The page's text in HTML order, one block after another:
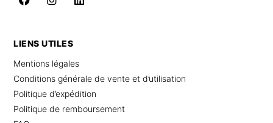
LIENS UTILES
Mentions légales
Conditions générale de vente et d’utilisation
Politique d’expédition
Politique de remboursement